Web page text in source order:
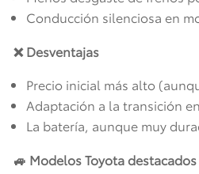
Conducción silenciosa en
❌ Desventajas
Precio inicial más alto
Adaptación a la transición
La batería, aunque muy
🚙 Modelos Toyota destacados